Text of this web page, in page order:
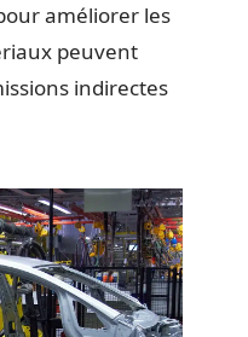
améliorer les
peuvent
indirectes